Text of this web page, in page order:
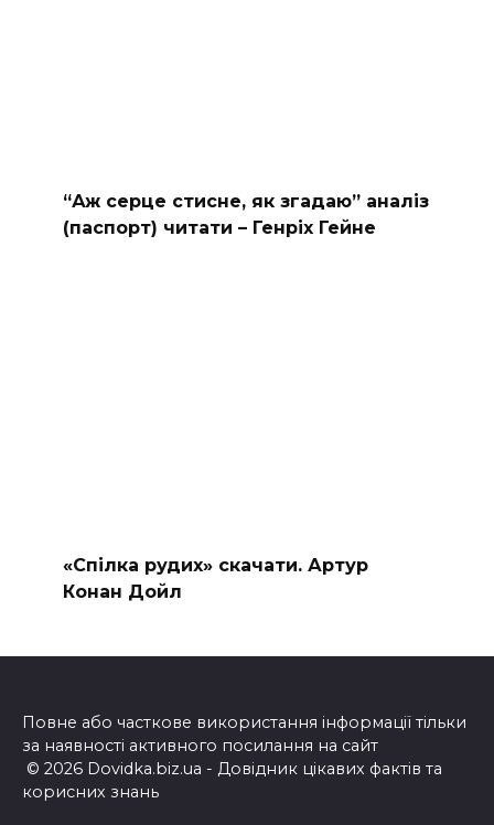
“Аж серце стисне, як згадаю” аналіз
(паспорт) читати – Генріх Гейне
«Спілка рудих» скачати. Артур
Конан Дойл
Повне або часткове використання інформації тільки
за наявності активного посилання на сайт
© 2026 Dovidka.biz.ua - Довідник цікавих фактів та
корисних знань